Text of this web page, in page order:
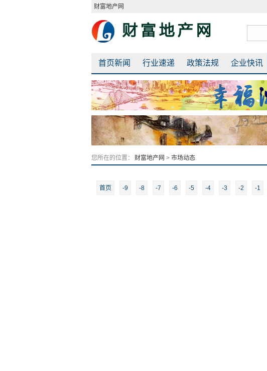
财富地产网
首页新闻 行业速递 政策法规 企业快讯
您所在的位置： 财富地产网 > 市场动态
首页 -9 -8 -7 -6 -5 -4 -3 -2 -1